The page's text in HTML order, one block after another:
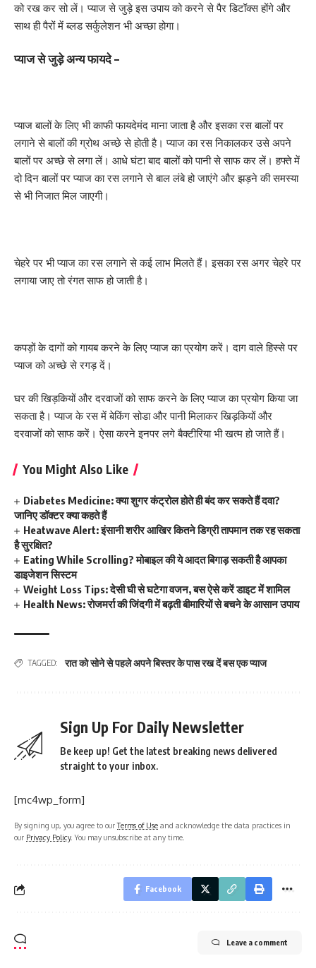
को रख कर सो लें। प्याज से जुड़े इस उपाय को करने से पैर डिटॉक्स होंगे और
साथ ही पैरों में ब्लड सर्कुलेशन भी अच्छा होगा।
प्याज से जुड़े अन्य फायदे –
प्याज बालों के लिए भी काफी फायदेमंद माना जाता है और इसका रस बालों पर
लगाने से बालों की ग्रोथ अच्छे से होती है। प्याज का रस निकालकर उसे अपने
बालों पर अच्छे से लगा लें। आधे घंटा बाद बालों को पानी से साफ कर लें। हफ्ते में
दो दिन बालों पर प्याज का रस लगाने से बाल लंबे हो जाएंगे और झड़ने की समस्या
से भी निजात मिल जाएगी।
चेहरे पर भी प्याज का रस लगाने से कई लाभ मिलते हैं। इसका रस अगर चेहरे पर
लगाया जाए तो रंगत साफ हो जाती है।
कपड़ों के दागों को गायब करने के लिए प्याज का प्रयोग करें। दाग वाले हिस्से पर
प्याज को अच्छे से रगड़ दें।
घर की खिड़कियों और दरवाजों को साफ करने के लिए प्याज का प्रयोग किया जा
सकता है। प्याज के रस में बेकिंग सोडा और पानी मिलाकर खिड़कियों और
दरवाजों को साफ करें। ऐसा करने इनपर लगे बैक्टीरिया भी खत्म हो जाते हैं।
You Might Also Like
Diabetes Medicine: क्या शुगर कंट्रोल होते ही बंद कर सकते हैं दवा?
जानिए डॉक्टर क्या कहते हैं
Heatwave Alert: इंसानी शरीर आखिर कितने डिग्री तापमान तक रह सकता
है सुरक्षित?
Eating While Scrolling? मोबाइल की ये आदत बिगाड़ सकती है आपका
डाइजेशन सिस्टम
Weight Loss Tips: देसी घी से घटेगा वजन, बस ऐसे करें डाइट में शामिल
Health News: रोजमर्रा की जिंदगी में बढ़ती बीमारियों से बचने के आसान उपाय
TAGGED: रात को सोने से पहले अपने बिस्तर के पास रख दें बस एक प्याज
Sign Up For Daily Newsletter
Be keep up! Get the latest breaking news delivered
straight to your inbox.
[mc4wp_form]
By signing up, you agree to ourTerms of Use and acknowledge the data practices in
our Privacy Policy. You may unsubscribe at any time.
Facebook
Leave a comment